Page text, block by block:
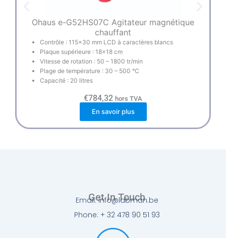
Ohaus e-G52HS07C Agitateur magnétique
chauffant
Contrôle : 115×30 mm LCD à caractères blancs
Plaque supérieure : 18×18 cm
Vitesse de rotation : 50 – 1800 tr/min
Plage de température : 30 – 500 °C
Capacité : 20 litres
€784,32 hors TVA
En savoir plus
Get In Touch
Email: info@labman.be
Phone: + 32 478 90 51 93